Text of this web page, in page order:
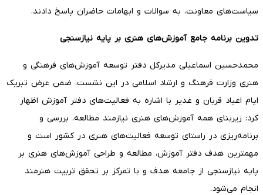
سیاست‌های معاونت، به سوالات و ابهامات حاضران پاسخ دادند.
تدوین برنامه جامع آموزش‌های هنری بر پایه نیازسنجی
محمدحسین اسماعیلی مدیرکل دفتر توسعه آموزش‌های فرهنگی و
هنری وزارت فرهنگ و ارشاد اسلامی در این نشست، ضمن عرض تبریک
ایام اعیاد قربان و غدیر با اشاره به فعالیت‌های دفتر آموزش اظهار
کرد: زیربنای همه آموزش‌های هنری نیازمند مطالعه، بررسی و
برنامه‌ریزی در راستای توسعه فعالیت‌های هنری در کشور است و
مهمترین هدف دفتر آموزش، مطالعه و طراحی آموزش‌های هنری بر
پایه نیازسنجی از جامعه هدف و با تمرکز بر تحقق تربیت هنرمند
انجام می‌شود.